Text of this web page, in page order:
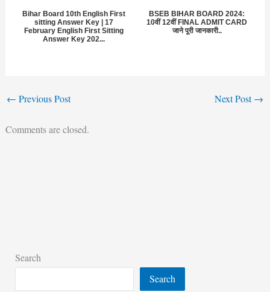
Bihar Board 10th English First
sitting Answer Key | 17
February English First Sitting
Answer Key 202...
BSEB BIHAR BOARD 2024:
10वीं 12वीं FINAL ADMIT CARD
जाने पूरी जानकारी..
← Previous Post Next Post→
Comments are closed.
Search
Search